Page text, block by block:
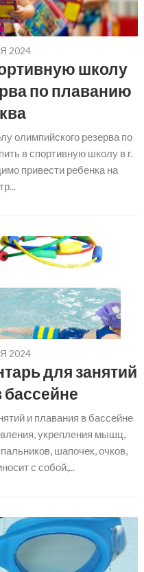
2024
школу
по плаванию
олимпийского резерва по
в спортивную школу в г.
привести ребенка на
2024
для занятий
бассейне
и плавания в бассейне
укрепления мышц,
шапочек, очков,
с собой,...